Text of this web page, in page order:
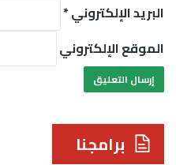
البريد الإلكتروني*
الموقع الإلكتروني
برامجنا